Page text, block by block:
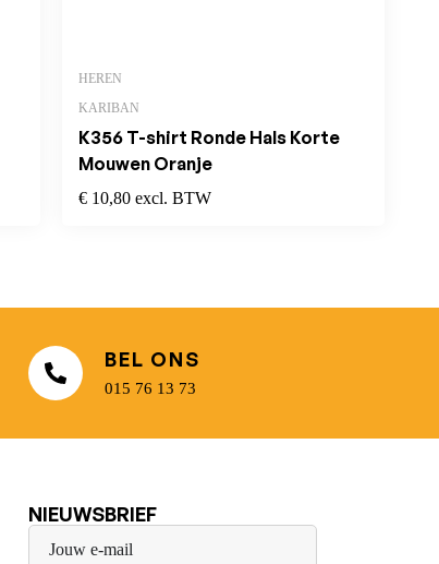
HEREN
KARIBAN
K356 T-shirt Ronde Hals Korte
Mouwen Oranje
€ 10,80 excl. BTW
BEL ONS
015 76 13 73
NIEUWSBRIEF